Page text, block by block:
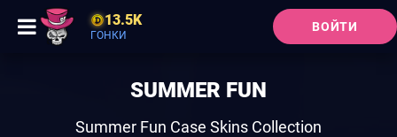
13.5K
ГОНКИ
ВОЙТИ
SUMMER FUN
Summer Fun Case Skins Collection